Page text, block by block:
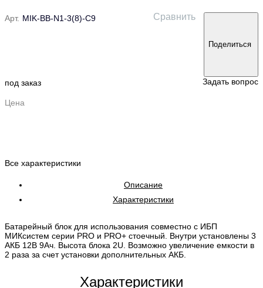
Арт. MIK-BB-N1-3(8)-C9 Сравнить
Поделиться
под заказ Задать вопрос
Цена
Все характеристики
Описание
Характеристики
Батарейный блок для использования совместно с ИБП
МИКсистем серии PRO и PRO+ стоечный. Внутри установлены 3
АКБ 12В 9Ач. Высота блока 2U. Возможно увеличение емкости в
2 раза за счет установки дополнительных АКБ.
Характеристики